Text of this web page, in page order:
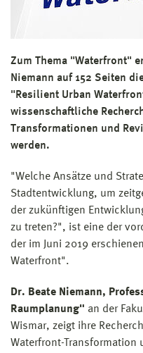
Zum Thema "Waterfront"
Niemann auf 152 Seiten
"Resilient Urban
wissenschaftliche
Transformationen und
werden.
"Welche Ansätze und
Stadtentwicklung, um
der zukünftigen
zu treten?", ist eine der
der im Juni 2019
Waterfront".
Dr. Beate Niemann,
Raumplanung" an der
Wismar, zeigt ihre
Waterfront-Transformation